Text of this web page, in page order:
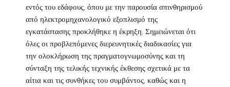
εντός του εδάφους, όπου με την παρουσία σπινθηρισμού
από ηλεκτρομηχανολογικό εξοπλισμό της
εγκατάστασης προκλήθηκε η έκρηξη. Σημειώνεται ότι
όλες οι προβλεπόμενες διερευνητικές διαδικασίες για
την ολοκλήρωση της πραγματογνωμοσύνης και τη
σύνταξη της τελικής τεχνικής έκθεσης σχετικά με τα
αίτια και τις συνθήκες του συμβάντος, καθώς και η